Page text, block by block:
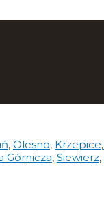
, Olesno, Krzepice,
Górnicza, Siewierz,